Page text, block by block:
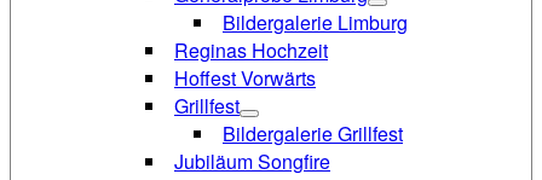
Bildergalerie Limburg
Reginas Hochzeit
Hoffest Vorwärts
Grillfest
Bildergalerie Grillfest
Jubiläum Songfire